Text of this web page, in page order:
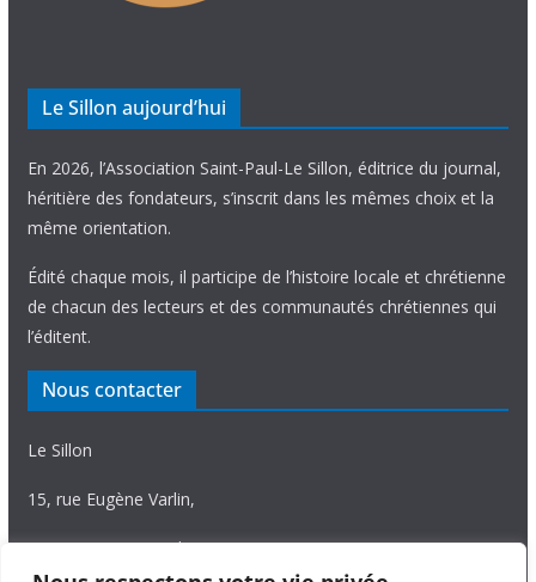
Le Sillon aujourd’hui
En 2026, l’Association Saint-Paul-Le Sillon, éditrice du journal,
héritière des fondateurs, s’inscrit dans les mêmes choix et la
même orientation.
Édité chaque mois, il participe de l’histoire locale et chrétienne
de chacun des lecteurs et des communautés chrétiennes qui
l’éditent.
Nous contacter
Le Sillon
15, rue Eugène Varlin,
87036 Limoges Cedex.